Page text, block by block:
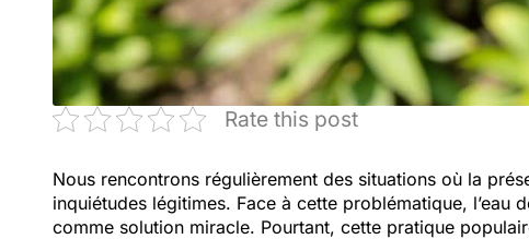
Rate this post
Nous rencontrons régulièrement des situations où la
inquiétudes légitimes. Face à cette problématique, l’eau
comme solution miracle. Pourtant, cette pratique